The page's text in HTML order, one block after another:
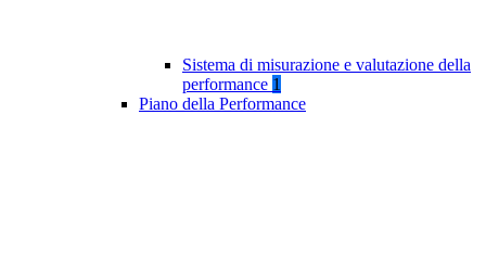
Sistema di misurazione e valutazione della
performance 1
Piano della Performance